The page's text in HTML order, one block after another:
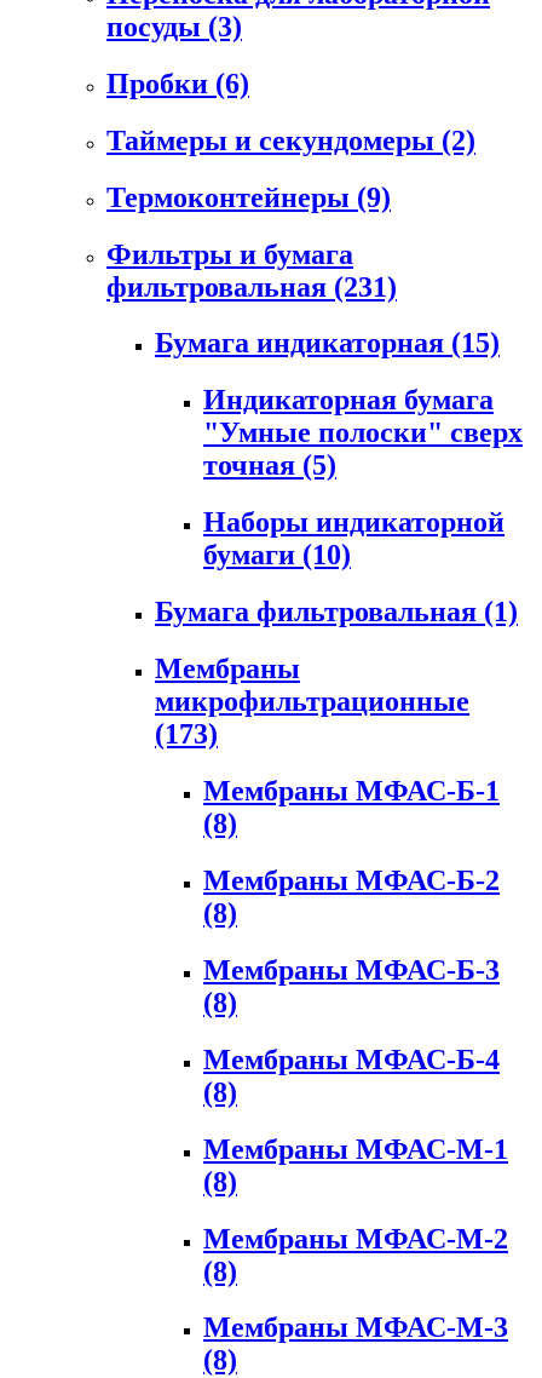
посуды (3)
Пробки (6)
Таймеры и секундомеры (2)
Термоконтейнеры (9)
Фильтры и бумага
фильтровальная (231)
Бумага индикаторная (15)
Индикаторная бумага
"Умные полоски" сверх
точная (5)
Наборы индикаторной
бумаги (10)
Бумага фильтровальная (1)
Мембраны
микрофильтрационные
(173)
Мембраны МФАС-Б-1
(8)
Мембраны МФАС-Б-2
(8)
Мембраны МФАС-Б-3
(8)
Мембраны МФАС-Б-4
(8)
Мембраны МФАС-М-1
(8)
Мембраны МФАС-М-2
(8)
Мембраны МФАС-М-3
(8)